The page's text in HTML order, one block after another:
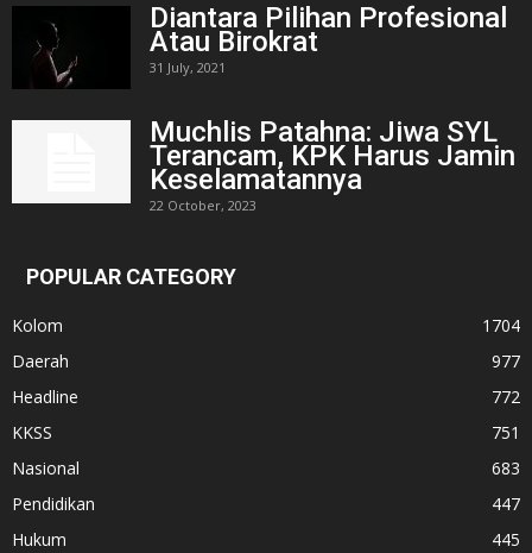
Diantara Pilihan Profesional
Atau Birokrat
31 July, 2021
Muchlis Patahna: Jiwa SYL
Terancam, KPK Harus Jamin
Keselamatannya
22 October, 2023
POPULAR CATEGORY
Kolom
1704
Daerah
977
Headline
772
KKSS
751
Nasional
683
Pendidikan
447
Hukum
445